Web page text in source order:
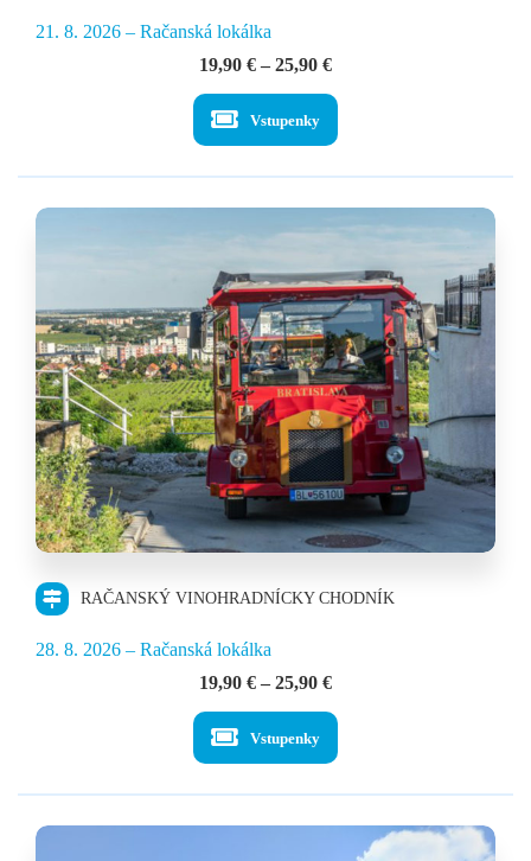
21. 8. 2026 – Račanská lokálka
19,90 € – 25,90 €Price
19,90 €
25,90 €
Vstupenky
RAČANSKÝ VINOHRADNÍCKY CHODNÍK
28. 8. 2026 – Račanská lokálka
19,90 € – 25,90 €Price
19,90 €
25,90 €
Vstupenky